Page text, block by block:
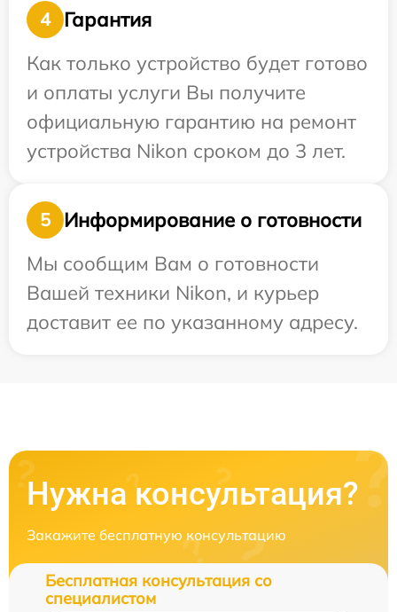
4
Гарантия
Как только устройство будет готово
и оплаты услуги Вы получите
официальную гарантию на ремонт
устройства Nikon сроком до 3 лет.
5
Информирование о готовности
Мы сообщим Вам о готовности
Вашей техники Nikon, и курьер
доставит ее по указанному адресу.
Нужна консультация?
Закажите бесплатную консультацию
Бесплатная консультация со
специалистом